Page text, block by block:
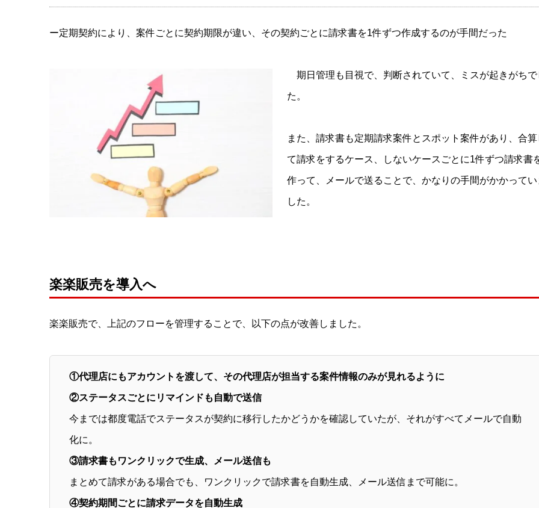
ー定期契約により、案件ごとに契約期限が違い、その契約ごとに請求書を1件ずつ作成するのが手間だった
期日管理も目視で、判断されていて、ミスが起きがちで
た。
また、請求書も定期請求案件とスポット案件があり、合算
て請求をするケース、しないケースごとに1件ずつ請求書
作って、メールで送ることで、かなりの手間がかかってい
した。
楽楽販売を導入へ
楽楽販売で、上記のフローを管理することで、以下の点が改善しました。
①代理店にもアカウントを渡して、その代理店が担当する案件情報のみが見れるように
②ステータスごとにリマインドも自動で送信
今までは都度電話でステータスが契約に移行したかどうかを確認していたが、それがすべてメールで自動
化に。
③請求書もワンクリックで生成、メール送信も
まとめて請求がある場合でも、ワンクリックで請求書を自動生成、メール送信まで可能に。
④契約期間ごとに請求データを自動生成